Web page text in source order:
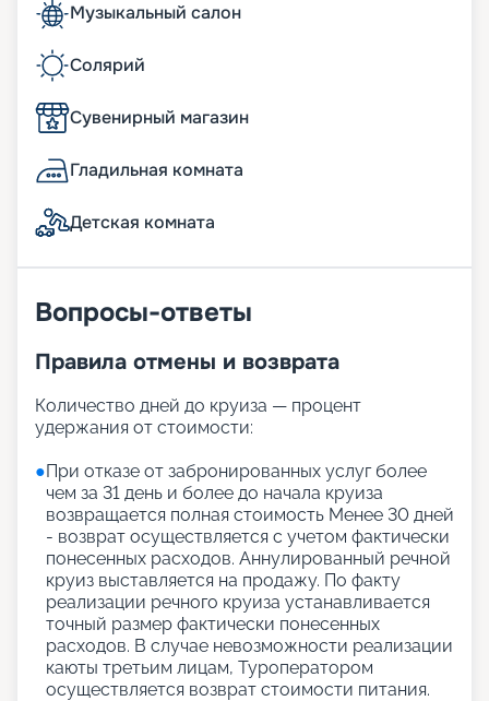
Музыкальный салон
Солярий
Сувенирный магазин
Гладильная комната
Детская комната
Вопросы-ответы
Правила отмены и возврата
Количество дней до круиза — процент
удержания от стоимости:
●При отказе от забронированных услуг более
чем за 31 день и более до начала круиза
возвращается полная стоимость Менее 30 дней
- возврат осуществляется с учетом фактически
понесенных расходов. Аннулированный речной
круиз выставляется на продажу. По факту
реализации речного круиза устанавливается
точный размер фактически понесенных
расходов. В случае невозможности реализации
каюты третьим лицам, Туроператором
осуществляется возврат стоимости питания.